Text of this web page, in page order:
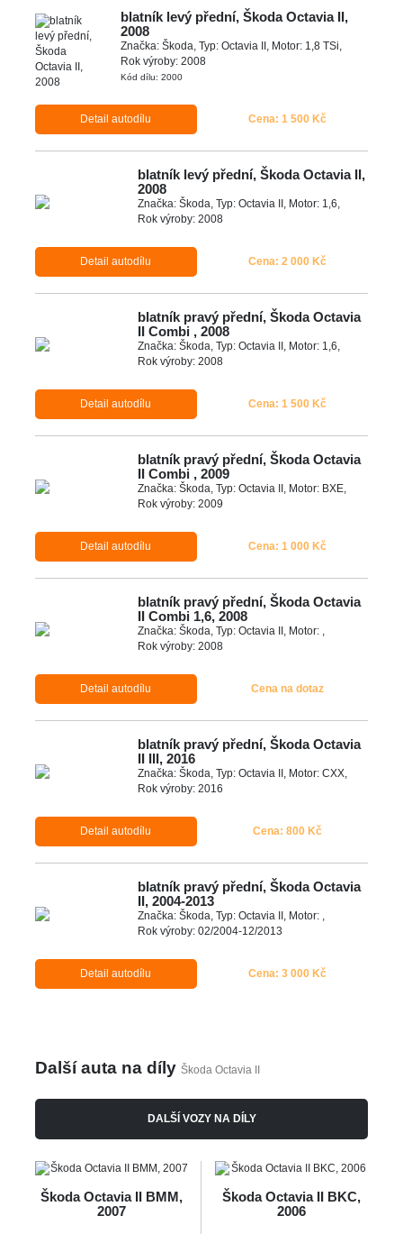
blatník levý přední, Škoda Octavia II,
2008
Značka: Škoda, Typ: Octavia II, Motor: 1,8 TSi,
Rok výroby: 2008
Kód dílu: 2000
Detail autodílu Cena: 1 500 Kč
blatník levý přední, Škoda Octavia II,
2008
Značka: Škoda, Typ: Octavia II, Motor: 1,6,
Rok výroby: 2008
Detail autodílu Cena: 2 000 Kč
blatník pravý přední, Škoda Octavia
II Combi , 2008
Značka: Škoda, Typ: Octavia II, Motor: 1,6,
Rok výroby: 2008
Detail autodílu Cena: 1 500 Kč
blatník pravý přední, Škoda Octavia
II Combi , 2009
Značka: Škoda, Typ: Octavia II, Motor: BXE,
Rok výroby: 2009
Detail autodílu Cena: 1 000 Kč
blatník pravý přední, Škoda Octavia
II Combi 1,6, 2008
Značka: Škoda, Typ: Octavia II, Motor: ,
Rok výroby: 2008
Detail autodílu Cena na dotaz
blatník pravý přední, Škoda Octavia
II III, 2016
Značka: Škoda, Typ: Octavia II, Motor: CXX,
Rok výroby: 2016
Detail autodílu Cena: 800 Kč
blatník pravý přední, Škoda Octavia
II, 2004-2013
Značka: Škoda, Typ: Octavia II, Motor: ,
Rok výroby: 02/2004-12/2013
Detail autodílu Cena: 3 000 Kč
Další auta na díly Škoda Octavia II
DALŠÍ VOZY NA DÍLY
Škoda Octavia II BMM,
2007
Škoda Octavia II BKC,
2006